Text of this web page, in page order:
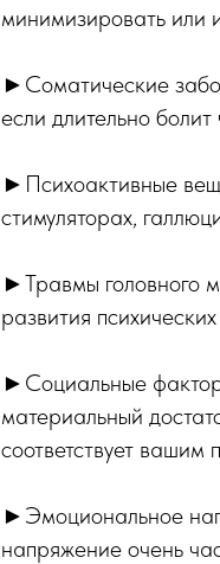
минимизировать или
►Соматические
если длительно
►Психоактивные
стимуляторах,
►Травмы головного
развития
►Социальные
материальный
соответствует вашим
►Эмоциональное
напряжение очень